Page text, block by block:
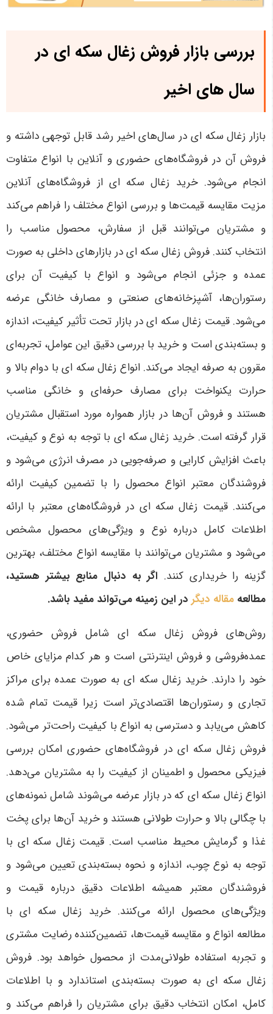
بررسی بازار فروش زغال سکه ای در
سال های اخیر
بازار زغال سکه ای در سال‌های اخیر رشد قابل توجهی داشته و
فروش آن در فروشگاه‌های حضوری و آنلاین با انواع متفاوت
انجام می‌شود. خرید زغال سکه ای از فروشگاه‌های آنلاین
مزیت مقایسه قیمت‌ها و بررسی انواع مختلف را فراهم می‌کند
و مشتریان می‌توانند قبل از سفارش، محصول مناسب را
انتخاب کنند. فروش زغال سکه ای در بازارهای داخلی به صورت
عمده و جزئی انجام می‌شود و انواع با کیفیت آن برای
رستوران‌ها، آشپزخانه‌های صنعتی و مصارف خانگی عرضه
می‌شود. قیمت زغال سکه ای در بازار تحت تأثیر کیفیت، اندازه
و بسته‌بندی است و خرید با بررسی دقیق این عوامل، تجربه‌ای
مقرون به صرفه ایجاد می‌کند. انواع زغال سکه ای با دوام بالا و
حرارت یکنواخت برای مصارف حرفه‌ای و خانگی مناسب
هستند و فروش آن‌ها در بازار همواره مورد استقبال مشتریان
قرار گرفته است. خرید زغال سکه ای با توجه به نوع و کیفیت،
باعث افزایش کارایی و صرفه‌جویی در مصرف انرژی می‌شود و
فروشندگان معتبر انواع محصول را با تضمین کیفیت ارائه
می‌کنند. قیمت زغال سکه ای در فروشگاه‌های معتبر با ارائه
اطلاعات کامل درباره نوع و ویژگی‌های محصول مشخص
می‌شود و مشتریان می‌توانند با مقایسه انواع مختلف، بهترین
گزینه را خریداری کنند. اگر به دنبال منابع بیشتر هستید،
مطالعه مقاله دیگر در این زمینه می‌تواند مفید باشد.
روش‌های فروش زغال سکه ای شامل فروش حضوری،
عمده‌فروشی و فروش اینترنتی است و هر کدام مزایای خاص
خود را دارند. خرید زغال سکه ای به صورت عمده برای مراکز
تجاری و رستوران‌ها اقتصادی‌تر است زیرا قیمت تمام شده
کاهش می‌یابد و دسترسی به انواع با کیفیت راحت‌تر می‌شود.
فروش زغال سکه ای در فروشگاه‌های حضوری امکان بررسی
فیزیکی محصول و اطمینان از کیفیت را به مشتریان می‌دهد.
انواع زغال سکه ای که در بازار عرضه می‌شوند شامل نمونه‌های
با چگالی بالا و حرارت طولانی هستند و خرید آن‌ها برای پخت
غذا و گرمایش محیط مناسب است. قیمت زغال سکه ای با
توجه به نوع چوب، اندازه و نحوه بسته‌بندی تعیین می‌شود و
فروشندگان معتبر همیشه اطلاعات دقیق درباره قیمت و
ویژگی‌های محصول ارائه می‌کنند. خرید زغال سکه ای با
مطالعه انواع و مقایسه قیمت‌ها، تضمین‌کننده رضایت مشتری
و تجربه استفاده طولانی‌مدت از محصول خواهد بود. فروش
زغال سکه ای به صورت بسته‌بندی استاندارد و با اطلاعات
کامل، امکان انتخاب دقیق برای مشتریان را فراهم می‌کند و